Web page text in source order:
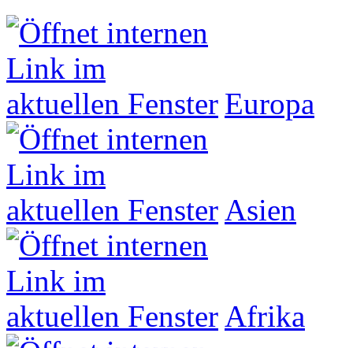
Europa
Asien
Afrika